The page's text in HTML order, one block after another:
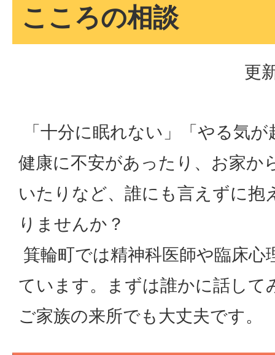
こころの相談
更
「十分に眠れない」「やる気
健康に不安があったり、お家か
いたりなど、誰にも言えずに抱
りませんか？
箕輪町では精神科医師や臨床心
ています。まずは誰かに話して
ご家族の来所でも大丈夫です。